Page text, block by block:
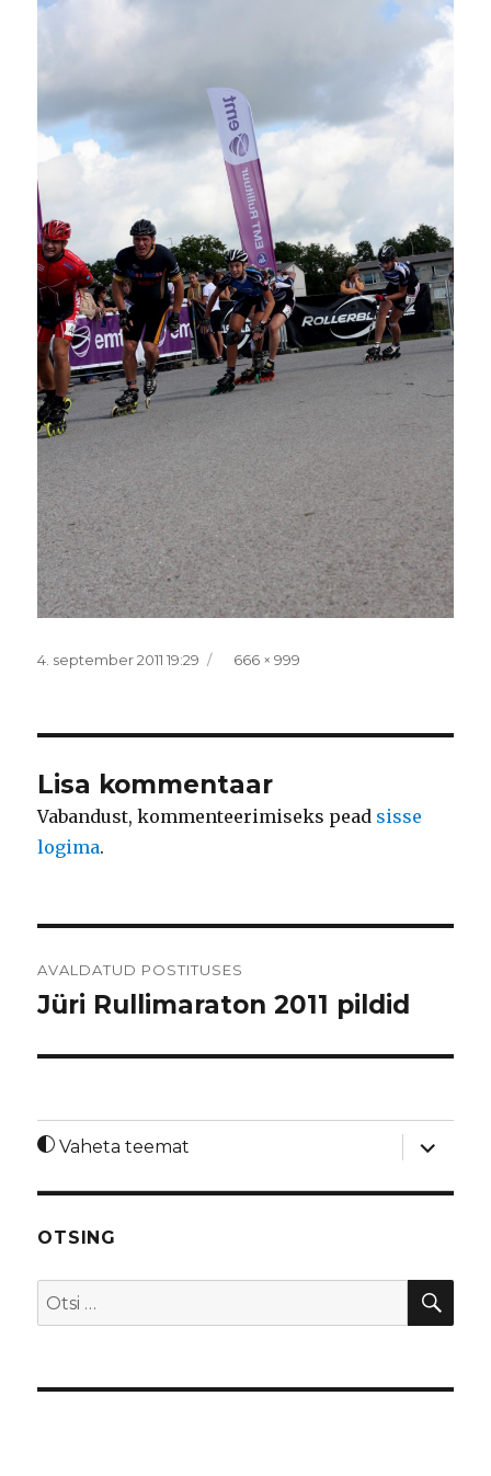
Postitatud
4. september 2011 19:29 Täissuurus
666 × 999
Lisa kommentaar
Vabandust, kommenteerimiseks pead sisse
logima.
AVALDATUD POSTITUSES
Jüri Rullimaraton 2011 pildid
Vaheta teemat
laienda
OTSING
Otsi: